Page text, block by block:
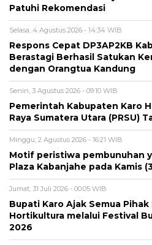
Patuhi Rekomendasi
Selasa, 4 Agustus 2026 - 14:34 WIB
Respons Cepat DP3AP2KB
Berastagi Berhasil Satukan
dengan Orangtua Kandung
Senin, 3 Agustus 2026 - 09:10 WIB
Pemerintah Kabupaten Karo
Raya Sumatera Utara (PRSU)
Minggu, 2 Agustus 2026 - 16:21 WIB
Motif peristiwa pembunuhan
Plaza Kabanjahe pada Kamis
Jumat, 31 Juli 2026 - 00:05 WIB
Bupati Karo Ajak Semua
Hortikultura melalui Festival
2026